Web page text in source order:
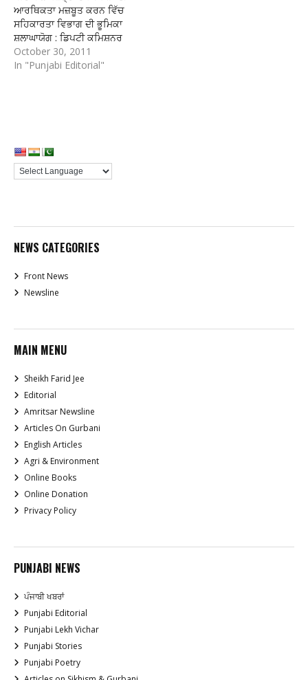
ਆਰਥਿਕਤਾ ਮਜ਼ਬੂਤ ਕਰਨ ਵਿੱਚ
ਸਹਿਕਾਰਤਾ ਵਿਭਾਗ ਦੀ ਭੂਮਿਕਾ
ਸ਼ਲਾਘਾਯੋਗ : ਡਿਪਟੀ ਕਮਿਸ਼ਨਰ
October 30, 2011
In "Punjabi Editorial"
NEWS CATEGORIES
Front News
Newsline
MAIN MENU
Sheikh Farid Jee
Editorial
Amritsar Newsline
Articles On Gurbani
English Articles
Agri & Environment
Online Books
Online Donation
Privacy Policy
PUNJABI NEWS
ਪੰਜਾਬੀ ਖਬਰਾਂ
Punjabi Editorial
Punjabi Lekh Vichar
Punjabi Stories
Punjabi Poetry